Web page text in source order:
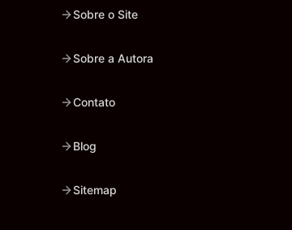
Sobre o Site
Sobre a Autora
Contato
Blog
Sitemap